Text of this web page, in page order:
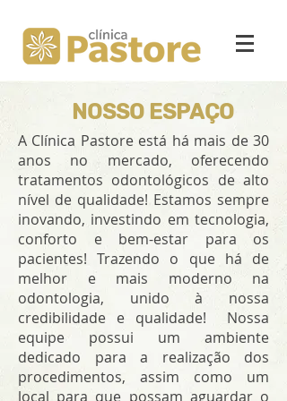
A Clínica Pastore está há mais de 30
anos no mercado, oferecendo
tratamentos odontológicos de alto
nível de qualidade! Estamos sempre
inovando, investindo em tecnologia,
conforto e bem-estar para os
pacientes! Trazendo o que há de
melhor e mais moderno na
odontologia, unido à nossa
credibilidade e qualidade! Nossa
equipe possui um ambiente
dedicado para a realização dos
procedimentos, assim como um
local para que possam aguardar o
NOSSO ESPAÇO